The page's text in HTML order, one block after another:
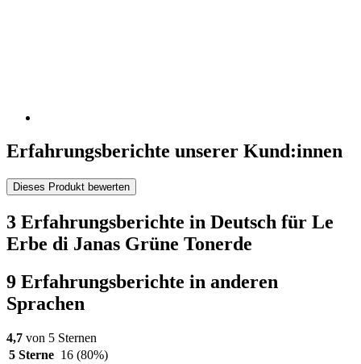
Erfahrungsberichte unserer Kund:innen
Dieses Produkt bewerten
3 Erfahrungsberichte in Deutsch für Le
Erbe di Janas Grüne Tonerde
9 Erfahrungsberichte in anderen
Sprachen
4,7 von 5 Sternen
5 Sterne 16 (80%)